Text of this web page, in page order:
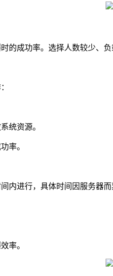
的成功率。选择人数较少、
统资源。
率。
内进行，具体时间因服务器
率。